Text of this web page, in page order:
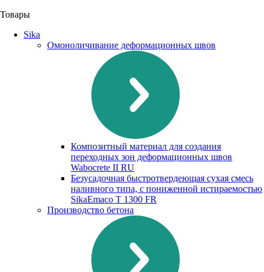
Товары
Sika
Омоноличивание деформационных швов
Композитный материал для создания
переходных зон деформационных швов
Waboсrete II RU
Безусадочная быстротвердеющая сухая смесь
наливного типа, с пониженной истираемостью
SikaEmaco T 1300 FR
Производство бетона